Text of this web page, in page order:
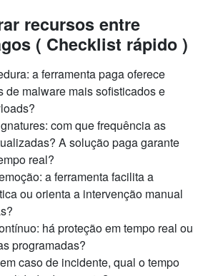
recursos entre
( Checklist rápido )
a ferramenta paga oferece
de malware mais sofisticados e
com que frequência as
A solução paga garante
real?
a ferramenta facilita a
ou orienta a intervenção manual
há proteção em tempo real ou
programadas?
caso de incidente, qual o tempo